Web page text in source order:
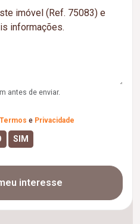
antes de enviar.
Termos e Privacidade
interesse